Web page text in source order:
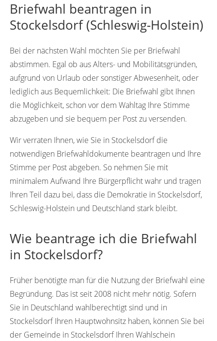
Briefwahl beantragen in
Stockelsdorf (Schleswig-Holstein)
Bei der nächsten Wahl möchten Sie per Briefwahl
abstimmen. Egal ob aus Alters- und Mobilitätsgründen,
aufgrund von Urlaub oder sonstiger Abwesenheit, oder
lediglich aus Bequemlichkeit: Die Briefwahl gibt Ihnen
die Möglichkeit, schon vor dem Wahltag Ihre Stimme
abzugeben und sie bequem per Post zu versenden.
Wir verraten Ihnen, wie Sie in Stockelsdorf die
notwendigen Briefwahldokumente beantragen und Ihre
Stimme per Post abgeben. So nehmen Sie mit
minimalem Aufwand Ihre Bürgerpflicht wahr und tragen
Ihren Teil dazu bei, dass die Demokratie in Stockelsdorf,
Schleswig-Holstein und Deutschland stark bleibt.
Wie beantrage ich die Briefwahl
in Stockelsdorf?
Früher benötigte man für die Nutzung der Briefwahl eine
Begründung. Das ist seit 2008 nicht mehr nötig. Sofern
Sie in Deutschland wahlberechtigt sind und in
Stockelsdorf Ihren Hauptwohnsitz haben, können Sie bei
der Gemeinde in Stockelsdorf Ihren Wahlschein